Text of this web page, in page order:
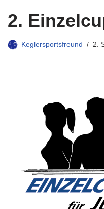
2.
Keglersportsfreund 2.